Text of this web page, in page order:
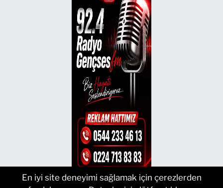
En iyi site deneyimi sağlamak için çerezlerden